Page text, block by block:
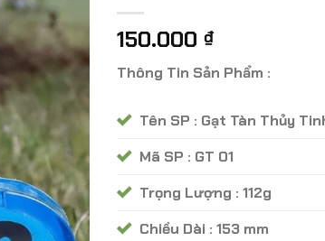
150.000 ₫
Thông Tin Sản Phẩm :
Tên SP : Gạt Tàn Thủy
Mã SP : GT 01
Trọng Lượng : 112g
Chiều Dài : 153 mm